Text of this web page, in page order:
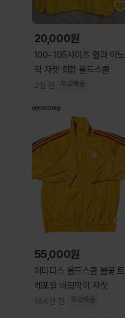
20,000원
100~105사이즈 휠라 아노
락 자켓 힙합 올드스쿨
2일 전 무료배송
55,000원
아디다스 올드스쿨 불꽃 트
레포일 바람막이 자켓
16시간 전 무료배송